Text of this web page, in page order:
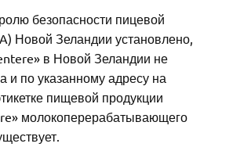
безопасности пицевой
Новой Зеландии установлено,
в Новой Зеландии не
и по указанному адресу на
пищевой продукции
молокоперерабатывающего